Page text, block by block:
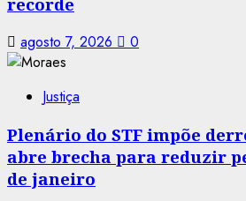
agosto 7, 2026 0
Justiça
Plenário do STF impõe
abre brecha para reduzir
de janeiro